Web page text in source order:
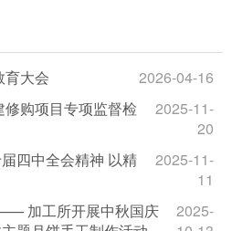
育大会
2026-04-16
购项目专项监督检
2025-11-
20
四中全会精神 以精
2025-11-
11
加工所开展中秋国庆
2025-